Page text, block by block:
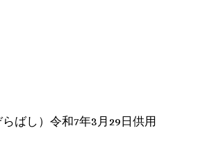
ばし）令和7年3月29日供用